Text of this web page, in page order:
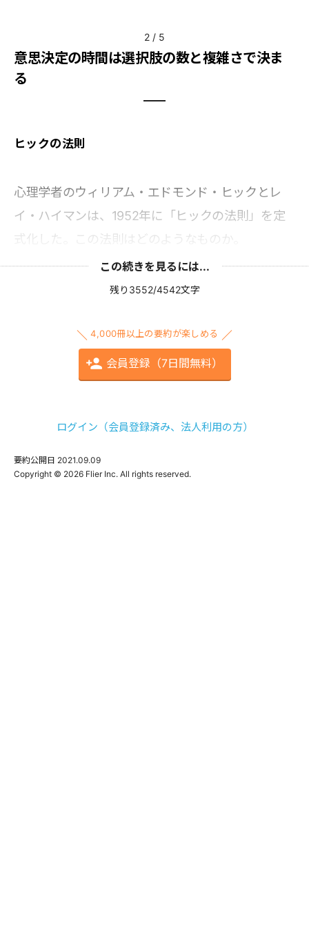
2 / 5
意思決定の時間は選択肢の数と複雑さで決ま
る
ヒックの法則
心理学者のウィリアム・エドモンド・ヒックとレ
イ・ハイマンは、1952年に「ヒックの法則」を定
式化した。この法則はどのようなものか。
この続きを見るには...
残り3552/4542文字
4,000冊以上の要約が楽しめる
会員登録（7日間無料）
ログイン（会員登録済み、法人利用の方）
要約公開日 2021.09.09